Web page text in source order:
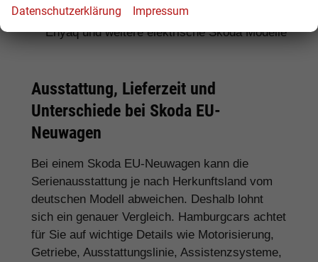
Für Elektroauto-Interessenten:
Enyaq und weitere elektrische Skoda Modelle
Ausstattung, Lieferzeit und
Unterschiede bei Skoda EU-
Neuwagen
Bei einem Skoda EU-Neuwagen kann die
Serienausstattung je nach Herkunftsland vom
deutschen Modell abweichen. Deshalb lohnt
sich ein genauer Vergleich. Hamburgcars achtet
für Sie auf wichtige Details wie Motorisierung,
Getriebe, Ausstattungslinie, Assistenzsysteme,
Datenschutzerklärung Impressum